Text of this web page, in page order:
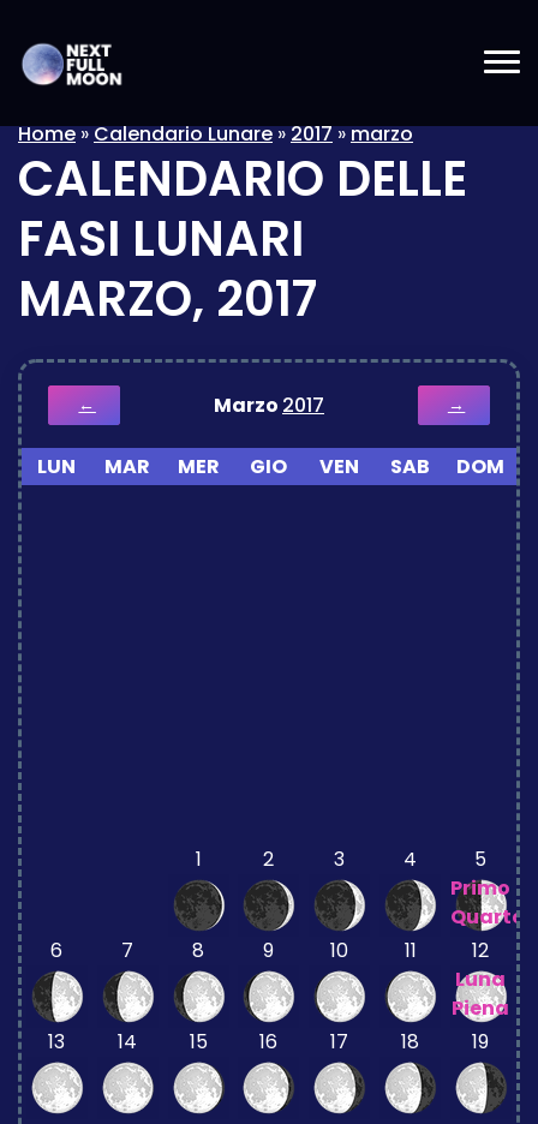
Home»Calendario Lunare»2017»marzo
CALENDARIO DELLE
FASI LUNARI
MARZO, 2017
← Marzo 2017 →
LUN MAR MER GIO VEN SAB DOM
1 2 3 4
5
Primo
Quarto
6
7 8 9 10 11
12
Luna
Piena
13
14 15 16 17 18 19